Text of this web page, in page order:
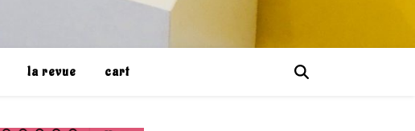
la revue cart